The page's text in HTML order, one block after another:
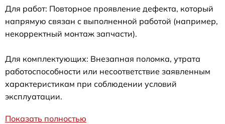
Для работ: Повторное проявление дефекта, который
напрямую связан с выполненной работой (например,
некорректный монтаж запчасти).
Для комплектующих: Внезапная поломка, утрата
работоспособности или несоответствие заявленным
характеристикам при соблюдении условий
эксплуатации.
Показать полностью